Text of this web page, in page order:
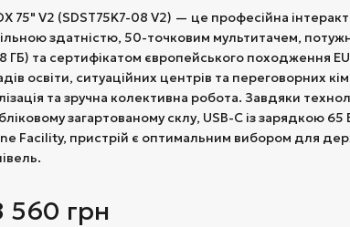
75" V2 (SDST75K7-08 V2) — це професійна
здатністю, 50-точковим мультитачем,
ГБ) та сертифікатом європейського походження
освіти, ситуаційних центрів та переговорних
та зручна колективна робота. Завдяки
загартованому склу, USB-C із зарядкою 65
Facility, пристрій є оптимальним вибором для
560 грн